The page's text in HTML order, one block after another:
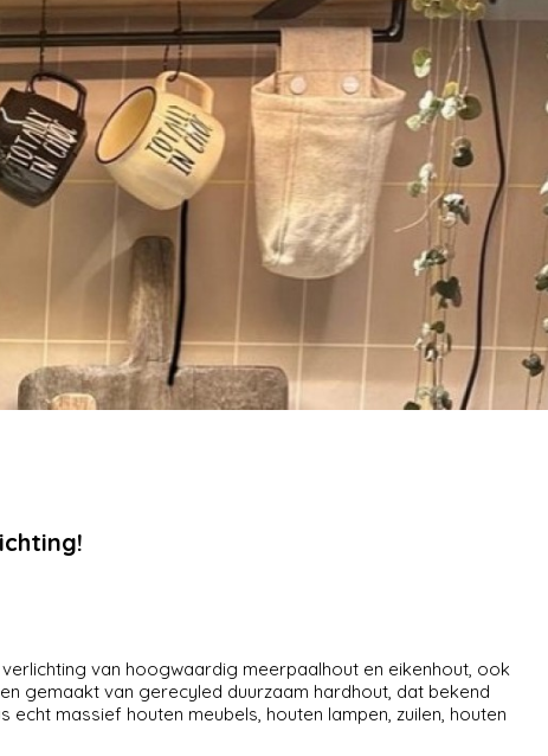
van hoogwaardig meerpaalhout en eikenhout, ook
gemaakt van gerecyled duurzaam hardhout, dat bekend
massief houten meubels, houten lampen, zuilen, houten